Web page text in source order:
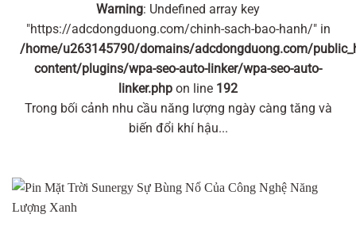
Warning: Undefined array key
"https://adcdongduong.com/chinh-sach-bao-hanh/" in
/home/u263145790/domains/adcdongduong.com/
content/plugins/wpa-seo-auto-linker/wpa-seo-auto-
linker.php on line 192
Trong bối cảnh nhu cầu năng lượng ngày càng tăng và
biến đổi khí hậu...